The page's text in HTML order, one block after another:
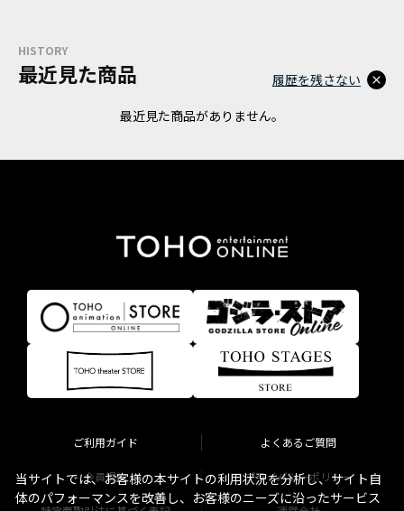
HISTORY
最近見た商品
最近見た商品がありません。
履歴を残さない
ご利用ガイド よくあるご質問
会員規約 プライバシーポリシー
当サイトでは、お客様の本サイトの利用状況を分析し、サイト自
体のパフォーマンスを改善し、お客様のニーズに沿ったサービス